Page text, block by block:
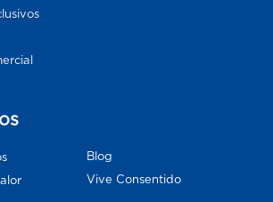
Blog
Vive Consentido